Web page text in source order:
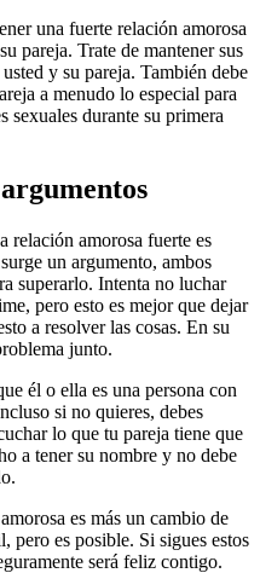
una fuerte relación amorosa
pareja. Trate de mantener sus
y su pareja. También debe
a menudo lo especial para
sexuales durante su primera
relación amorosa fuerte es
un argumento, ambos
superarlo. Intenta no luchar
pero esto es mejor que dejar
a resolver las cosas. En su
junto.
él o ella es una persona con
si no quieres, debes
lo que tu pareja tiene que
a tener su nombre y no debe
es más un cambio de
pero es posible. Si sigues estos
será feliz contigo.